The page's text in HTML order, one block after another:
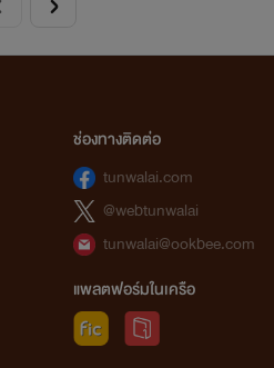
ช่องทางติดต่อ
tunwalai.com
@webtunwalai
tunwalai@ookbee.com
แพลตฟอร์มในเครือ